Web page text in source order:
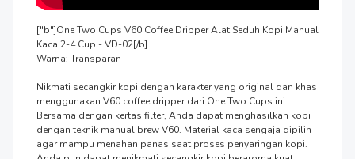
["b"]One Two Cups V60 Coffee Dripper Alat Seduh Kopi Manual
Kaca 2-4 Cup - VD-02[/b]
Warna: Transparan
Nikmati secangkir kopi dengan karakter yang original dan khas
menggunakan V60 coffee dripper dari One Two Cups ini.
Bersama dengan kertas filter, Anda dapat menghasilkan kopi
dengan teknik manual brew V60. Material kaca sengaja dipilih
agar mampu menahan panas saat proses penyaringan kopi.